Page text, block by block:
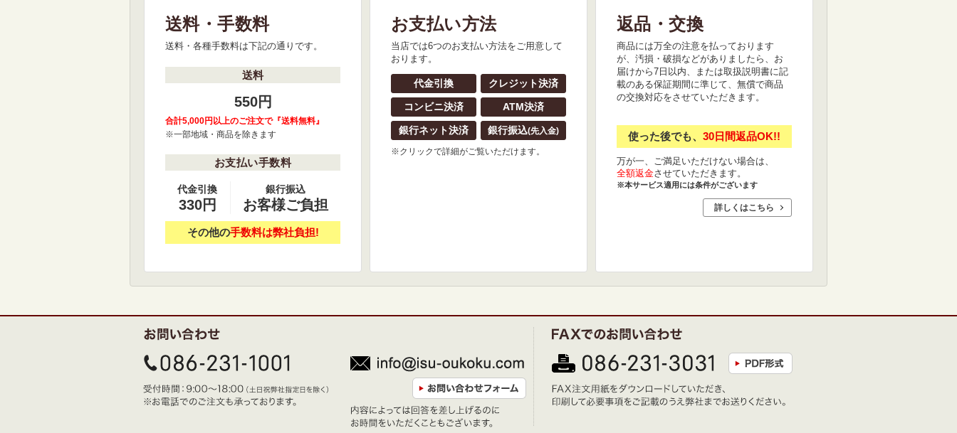
送料・手数料
送料・各種手数料は下記の通りです。
送料
550円
合計5,000円以上のご注文で『送料無料』
※一部地域・商品を除きます
お支払い手数料
代金引換
330円
銀行振込
お客様ご負担
その他の手数料は弊社負担!
お支払い方法
当店では6つのお支払い方法をご用意して
おります。
代金引換 クレジット決済
コンビニ決済 ATM決済
銀行ネット決済 銀行振込(先入金)
※クリックで詳細がご覧いただけます。
返品・交換
商品には万全の注意を払っております
が、汚損・破損などがありましたら、お
届けから7日以内、または取扱説明書に記
載のある保証期間に準じて、無償で商品
の交換対応をさせていただきます。
使った後でも、 30日間返品OK!!
万が一、ご満足いただけない場合は、
全額返金させていただきます。
※本サービス適用には条件がございます
詳しくはこちら